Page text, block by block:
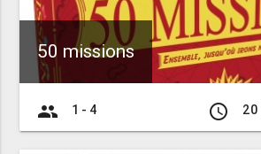
50 missions
group 1 - 4 access_time 20